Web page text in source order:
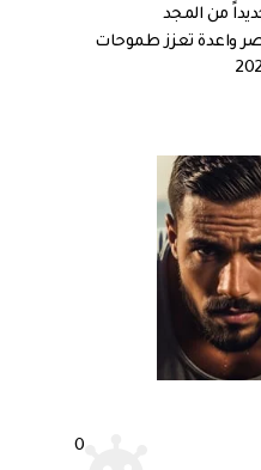
واعدة تعزز طموحات
0